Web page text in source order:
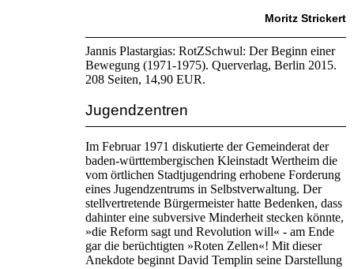
Moritz Strickert
Jannis Plastargias: RotZSchwul: Der Beginn einer
Bewegung (1971-1975). Querverlag, Berlin 2015.
208 Seiten, 14,90 EUR.
Jugendzentren
Im Februar 1971 diskutierte der Gemeinderat der
baden-württembergischen Kleinstadt Wertheim die
vom örtlichen Stadtjugendring erhobene Forderung
eines Jugendzentrums in Selbstverwaltung. Der
stellvertretende Bürgermeister hatte Bedenken, dass
dahinter eine subversive Minderheit stecken könnte,
»die Reform sagt und Revolution will« - am Ende
gar die berüchtigten »Roten Zellen«! Mit dieser
Anekdote beginnt David Templin seine Darstellung